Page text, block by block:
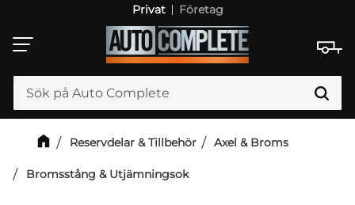
Meny
Privat Företag
Reservdelar & Tillbehör Axel & Broms
Bromsstång & Utjämningsok